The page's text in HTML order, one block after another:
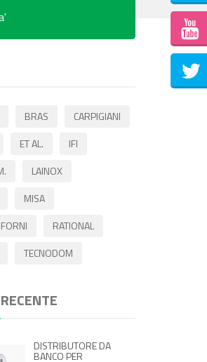
BRAS
CARPIGIANI
ET AL.
IFI
LAINOX
MISA
RATIONAL
TECNODOM
DISTRIBUTORE DA
BANCO PER